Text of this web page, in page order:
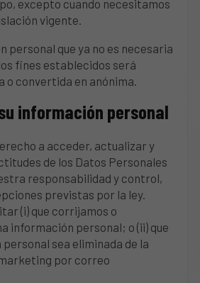
excepto cuando necesitamos
vigente.
personal que ya no es necesaria
fines establecidos será
o convertida en anónima.
información personal
a acceder, actualizar y
de los Datos Personales
responsabilidad y control,
previstas por la ley.
(i) que corrijamos o
información personal; o (ii) que
sea eliminada de la
por correo